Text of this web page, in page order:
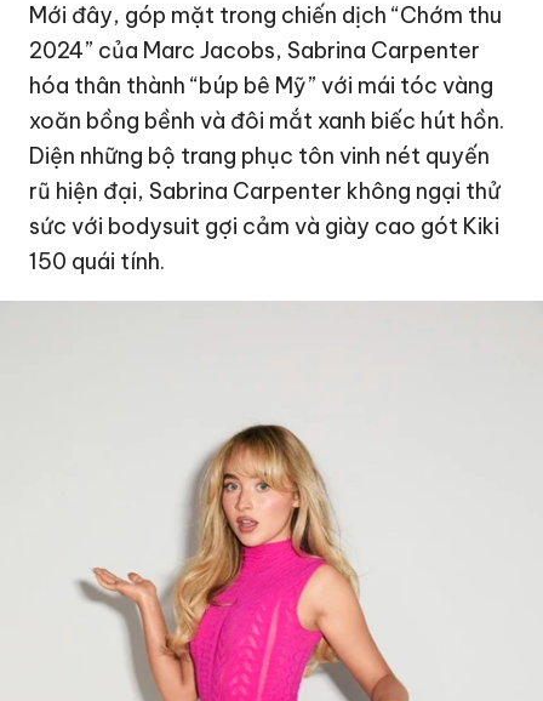
Mới đây, góp mặt trong chiến dịch “Chớm thu
2024” của Marc Jacobs, Sabrina Carpenter
hóa thân thành “búp bê Mỹ” với mái tóc vàng
xoăn bồng bềnh và đôi mắt xanh biếc hút hồn.
Diện những bộ trang phục tôn vinh nét quyến
rũ hiện đại, Sabrina Carpenter không ngại thử
sức với bodysuit gợi cảm và giày cao gót Kiki
150 quái tính.